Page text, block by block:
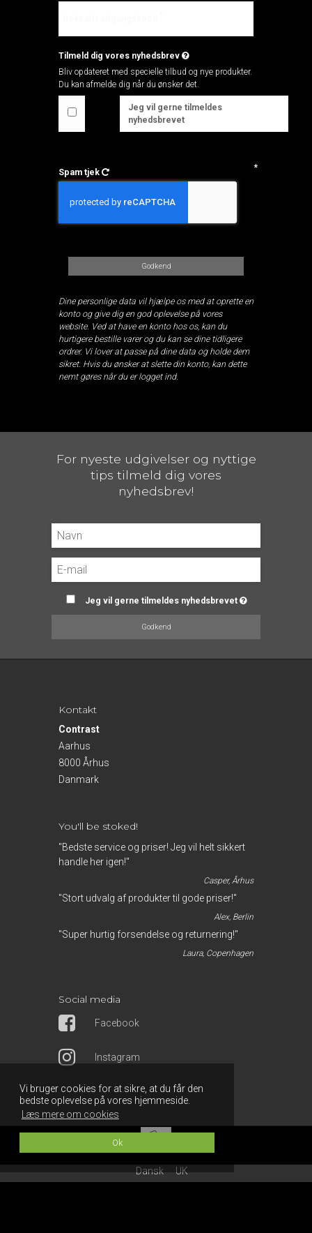
Vi bruger cookies for at sikre, at du får den
bedste oplevelse på vores hjemmeside.
Læs mere om cookies
Ok
Tilmeld dig vores nyhedsbrev
Bliv opdateret med specielle tilbud og nye produkter.
Du kan afmelde dig når du ønsker det.
Jeg vil gerne tilmeldes
nyhedsbrevet
Spam tjek
Godkend
Dine personlige data vil hjælpe os med at oprette en
konto og give dig en god oplevelse på vores
website. Ved at have en konto hos os, kan du
hurtigere bestille varer og du kan se dine tidligere
ordrer. Vi lover at passe på dine data og holde dem
sikret. Hvis du ønsker at slette din konto, kan dette
nemt gøres når du er logget ind.
For nyeste udgivelser og nyttige
tips tilmeld dig vores
nyhedsbrev!
Jeg vil gerne tilmeldes nyhedsbrevet
Godkend
Kontakt
Contrast
Aarhus
8000 Århus
Danmark
You'll be stoked!
"Bedste service og priser! Jeg vil helt sikkert
handle her igen!"
Casper, Århus
"Stort udvalg af produkter til gode priser!"
Alex, Berlin
"Super hurtig forsendelse og returnering!"
Laura, Copenhagen
Social media
Facebook
Instagram
Dansk UK